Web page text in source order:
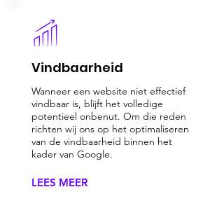
Vindbaarheid
Wanneer een website niet effectief
vindbaar is, blijft het volledige
potentieel onbenut. Om die reden
richten wij ons op het optimaliseren
van de vindbaarheid binnen het
kader van Google.
LEES MEER